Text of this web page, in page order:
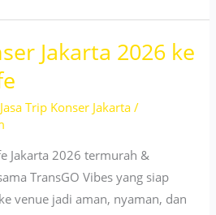
Jakarta 2026 ke
Jasa Trip Konser Jakarta /
Jakarta 2026 termurah &
TransGO Vibes yang siap
venue jadi aman, nyaman, dan